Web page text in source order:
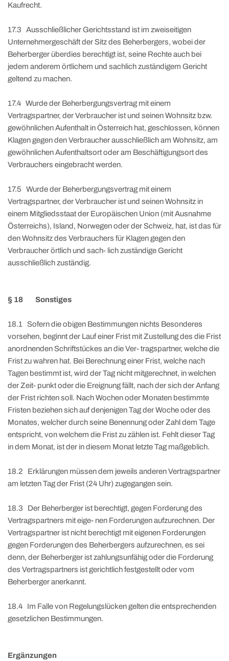
Kaufrecht.
17.3 Ausschließlicher Gerichtsstand ist im zweiseitigen
Unternehmergeschäft der Sitz des Beherbergers, wobei der
Beherberger überdies berechtigt ist, seine Rechte auch bei
jedem anderem örtlichem und sachlich zuständigem Gericht
geltend zu machen.
17.4 Wurde der Beherbergungsvertrag mit einem
Vertragspartner, der Verbraucher ist und seinen Wohnsitz bzw.
gewöhnlichen Aufenthalt in Österreich hat, geschlossen, können
Klagen gegen den Verbraucher ausschließlich am Wohnsitz, am
gewöhnlichen Aufenthaltsort oder am Beschäftigungsort des
Verbrauchers eingebracht werden.
17.5 Wurde der Beherbergungsvertrag mit einem
Vertragspartner, der Verbraucher ist und seinen Wohnsitz in
einem Mitgliedsstaat der Europäischen Union (mit Ausnahme
Österreichs), Island, Norwegen oder der Schweiz, hat, ist das für
den Wohnsitz des Verbrauchers für Klagen gegen den
Verbraucher örtlich und sach- lich zuständige Gericht
ausschließlich zuständig.
§ 18 Sonstiges
18.1 Sofern die obigen Bestimmungen nichts Besonderes
vorsehen, beginnt der Lauf einer Frist mit Zustellung des die Frist
anordnenden Schriftstückes an die Ver- tragspartner, welche die
Frist zu wahren hat. Bei Berechnung einer Frist, welche nach
Tagen bestimmt ist, wird der Tag nicht mitgerechnet, in welchen
der Zeit- punkt oder die Ereignung fällt, nach der sich der Anfang
der Frist richten soll. Nach Wochen oder Monaten bestimmte
Fristen beziehen sich auf denjenigen Tag der Woche oder des
Monates, welcher durch seine Benennung oder Zahl dem Tage
entspricht, von welchem die Frist zu zählen ist. Fehlt dieser Tag
in dem Monat, ist der in diesem Monat letzte Tag maßgeblich.
18.2 Erklärungen müssen dem jeweils anderen Vertragspartner
am letzten Tag der Frist (24 Uhr) zugegangen sein.
18.3 Der Beherberger ist berechtigt, gegen Forderung des
Vertragspartners mit eige- nen Forderungen aufzurechnen. Der
Vertragspartner ist nicht berechtigt mit eigenen Forderungen
gegen Forderungen des Beherbergers aufzurechnen, es sei
denn, der Beherberger ist zahlungsunfähig oder die Forderung
des Vertragspartners ist gerichtlich festgestellt oder vom
Beherberger anerkannt.
18.4 Im Falle von Regelungslücken gelten die entsprechenden
gesetzlichen Bestimmungen.
Ergänzungen